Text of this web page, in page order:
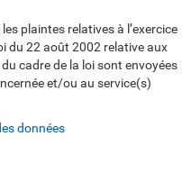
plaintes relatives à l’exercice
du 22 août 2002 relative aux
cadre de la loi sont envoyées
et/ou au service(s)
données